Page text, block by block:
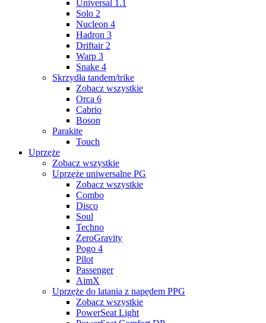
Universal 1.1
Solo 2
Nucleon 4
Hadron 3
Driftair 2
Warp 3
Snake 4
Skrzydła tandem/trike
Zobacz wszystkie
Orca 6
Cabrio
Boson
Parakite
Touch
Uprzęże
Zobacz wszystkie
Uprzęże uniwersalne PG
Zobacz wszystkie
Combo
Disco
Soul
Techno
ZeroGravity
Pogo 4
Pilot
Passenger
AimX
Uprzęże do latania z napędem PPG
Zobacz wszystkie
PowerSeat Light